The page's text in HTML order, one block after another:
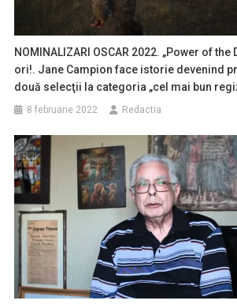
NOMINALIZARI OSCAR 2022. „Power of
ori!. Jane Campion face istorie devenind
două selecţii la categoria „cel mai bun
8 februarie 2022 Redactia